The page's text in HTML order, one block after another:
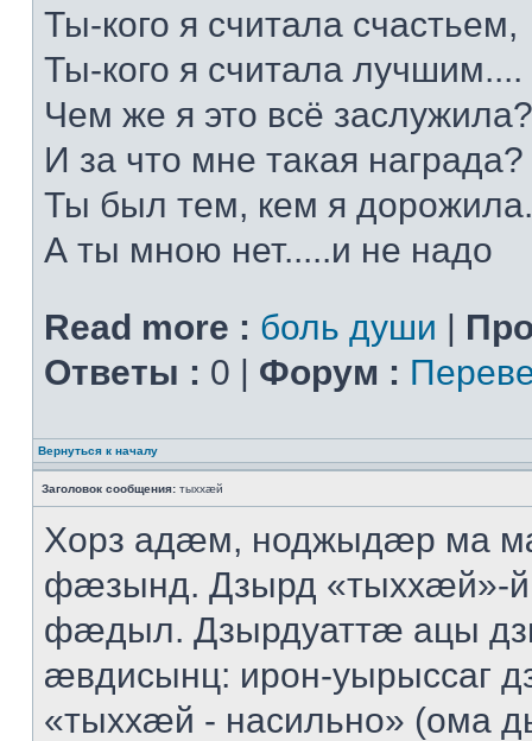
Ты-кого я считала счастьем,
Ты-кого я считала лучшим....
Чем же я это всё заслужила?
И за что мне такая награда?
Ты был тем, кем я
А ты мною нет.....и не надо
Read more : боль души |
Ответы : 0 | Форум :
Вернуться к началу
Заголовок сообщения: тыххӕй
Хорз адӕм, ноджыдӕр ма
фӕзынд. Дзырд «тыххӕй»-
фӕдыл. Дзырдуаттӕ ацы
ӕвдисынц: ирон-уырыссаг
«тыххӕй - насильно» (ома